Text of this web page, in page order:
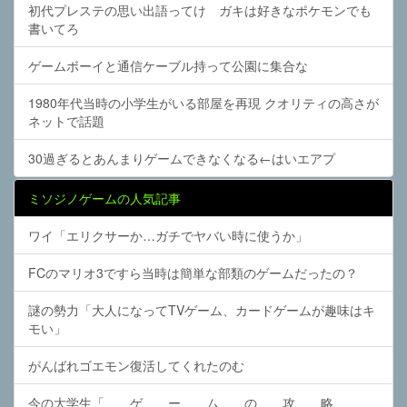
初代プレステの思い出語ってけ ガキは好きなポケモンでも
書いてろ
ゲームボーイと通信ケーブル持って公園に集合な
1980年代当時の小学生がいる部屋を再現 クオリティの高さが
ネットで話題
30過ぎるとあんまりゲームできなくなる←はいエアプ
ミソジノゲームの人気記事
ワイ「エリクサーか…ガチでヤバい時に使うか」
FCのマリオ3ですら当時は簡単な部類のゲームだったの？
謎の勢力「大人になってTVゲーム、カードゲームが趣味はキ
モい」
がんばれゴエモン復活してくれたのむ
今の大学生「 ゲ ー ム の 攻 略